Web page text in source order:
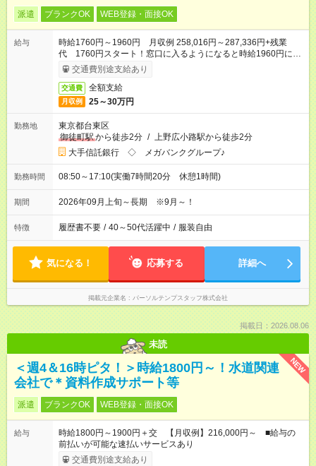
派遣 ブランクOK WEB登録・面接OK
給与
時給1760円～1960円 月収例 258,016円～287,336円+残業
代 1760円スタート！窓口に入るようになると時給1960円に
UP◎交通費別途支給あり
交通費 全額支給
月収例 25～30万円
勤務地
東京都台東区
御徒町駅から徒歩2分 / 上野広小路駅から徒歩2分
大手信託銀行 ◇ メガバンクグループ♪
勤務時間 08:50～17:10(実働7時間20分 休憩1時間)
期間 2026年09月上旬～長期 ※9月～！
特徴 履歴書不要 / 40～50代活躍中 / 服装自由
気になる！ 応募する 詳細へ
掲載元企業名 パーソルテンプスタッフ株式会社
掲載日：2026.08.06
未読
NEW
＜週4＆16時ピタ！＞時給1800円～！水道関連
会社で＊資料作成サポート等
派遣 ブランクOK WEB登録・面接OK
給与
時給1800円～1900円＋交 【月収例】216,000円～ ■給与の
前払いが可能な速払いサービスあり
交通費別途支給あり